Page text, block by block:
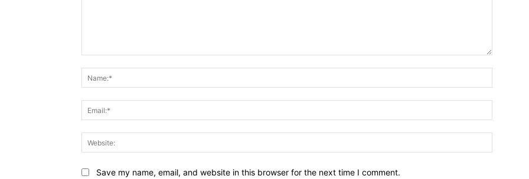
Save my name, email, and website in this browser for the next time I comment.